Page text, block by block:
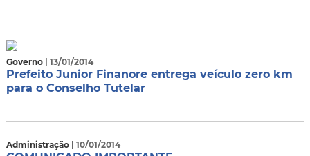
Governo | 13/01/2014
Prefeito Junior Finanore entrega veículo zero km
para o Conselho Tutelar
Administração | 10/01/2014